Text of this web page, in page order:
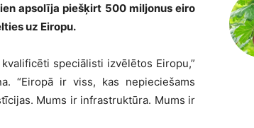
apsolīja piešķirt 500 miljonus eiro
uz Eiropu.
speciālisti izvēlētos Eiropu,”
“Eiropā ir viss, kas nepieciešams
Mums ir infrastruktūra. Mums ir